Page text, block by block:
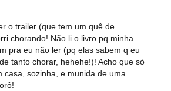
o trailer (que tem um quê de
chorando! Não li o livro pq minha
pra eu não ler (pq elas sabem q eu
tanto chorar, hehehe!)! Acho que só
casa, sozinha, e munida de uma